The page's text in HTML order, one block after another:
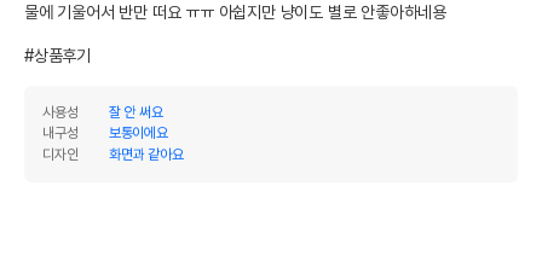
상품 필수 정보
물에 기울어서 반만 떠요 ㅠㅠ 아쉽지만 냥이도 별로 안좋아하네용
#상품후기
사용성
잘 안 써요
내구성
보통이에요
디자인
화면과 같아요